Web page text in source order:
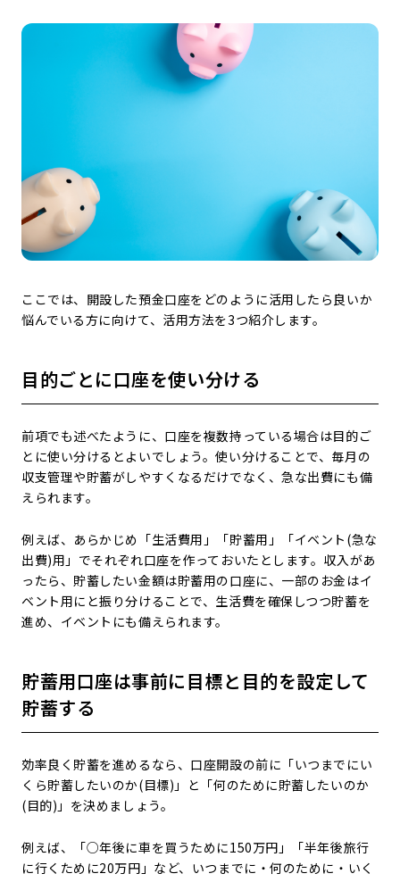
ここでは、開設した預金口座をどのように活用したら良いか
悩んでいる方に向けて、活用方法を3つ紹介します。
目的ごとに口座を使い分ける
前項でも述べたように、口座を複数持っている場合は目的ご
とに使い分けるとよいでしょう。使い分けることで、毎月の
収支管理や貯蓄がしやすくなるだけでなく、急な出費にも備
えられます。
例えば、あらかじめ「生活費用」「貯蓄用」「イベント(急な
出費)用」でそれぞれ口座を作っておいたとします。収入があ
ったら、貯蓄したい金額は貯蓄用の口座に、一部のお金はイ
ベント用にと振り分けることで、生活費を確保しつつ貯蓄を
進め、イベントにも備えられます。
貯蓄用口座は事前に目標と目的を設定して
貯蓄する
効率良く貯蓄を進めるなら、口座開設の前に「いつまでにい
くら貯蓄したいのか(目標)」と「何のために貯蓄したいのか
(目的)」を決めましょう。
例えば、「○年後に車を買うために150万円」「半年後旅行
に行くために20万円」など、いつまでに・何のために・いく